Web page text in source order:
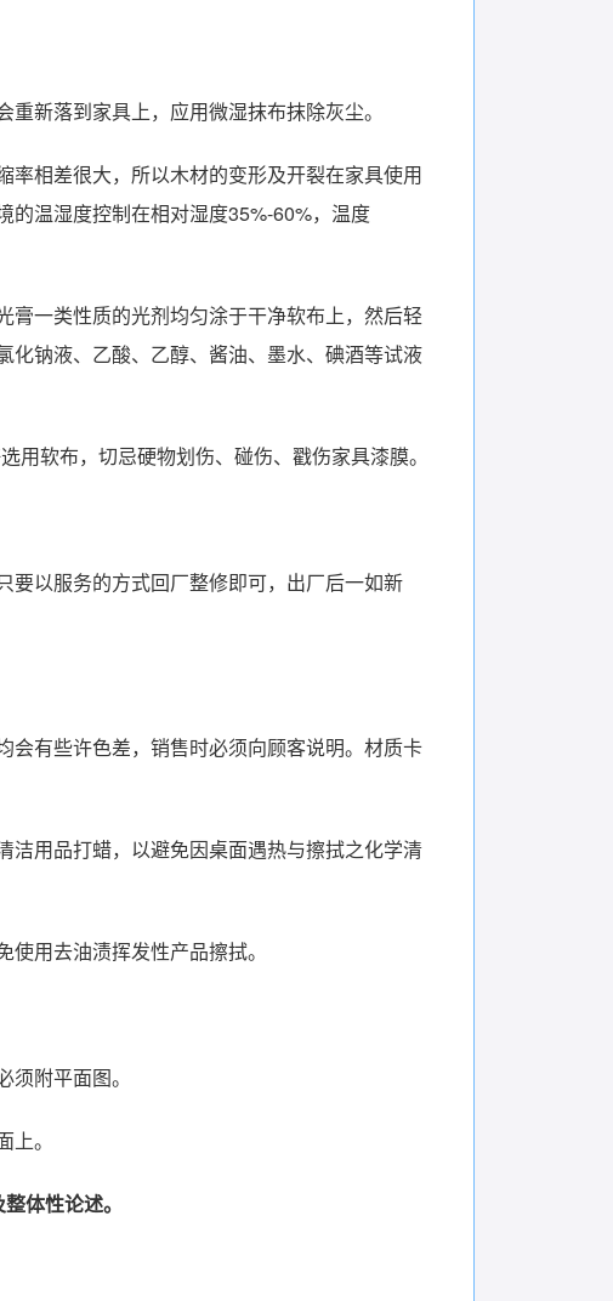
新落到家具上，应用微湿抹布抹除灰尘。
相差很大，所以木材的变形及开裂在家具使用
的温湿度控制在相对湿度35%-60%，温度
一类性质的光剂均匀涂于干净软布上，然后轻
化钠液、乙酸、乙醇、酱油、墨水、碘酒等试液
软布，切忌硬物划伤、碰伤、戳伤家具漆膜。
要以服务的方式回厂整修即可，出厂后一如新
会有些许色差，销售时必须向顾客说明。材质卡
洁用品打蜡，以避免因桌面遇热与擦拭之化学清
用去油渍挥发性产品擦拭。
附平面图。
。
体性论述。